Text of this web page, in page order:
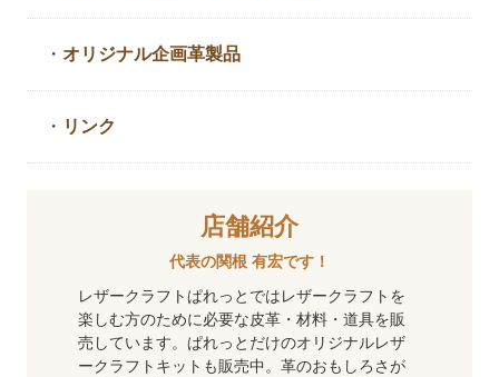
・ オリジナル企画革製品
・ リンク
店舗紹介
代表の関根 有宏です！
レザークラフトぱれっとではレザークラフトを
楽しむ方のために必要な皮革・材料・道具を販
売しています。ぱれっとだけのオリジナルレザ
ークラフトキットも販売中。革のおもしろさが